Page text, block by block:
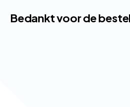
Bedankt voor de